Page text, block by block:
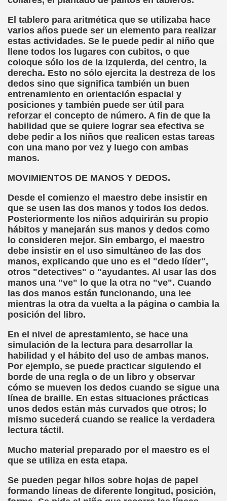
El tablero para aritmética que se utilizaba hace
varios años puede ser un elemento para realizar
estas actividades. Se le puede pedir al niño que
llene todos los lugares con cubitos, o que
coloque sólo los de la izquierda, del centro, la
derecha. Esto no sólo ejercita la destreza de los
dedos sino que significa también un buen
entrenamiento en orientación espacial y
posiciones y también puede ser útil para
reforzar el concepto de número. A fin de que la
habilidad que se quiere lograr sea efectiva se
debe pedir a los niños que realicen estas tareas
con una mano por vez y luego con ambas
manos.
MOVIMIENTOS DE MANOS Y DEDOS.
Desde el comienzo el maestro debe insistir en
que se usen las dos manos y todos los dedos.
Posteriormente los niños adquirirán su propio
hábitos y manejarán sus manos y dedos como
lo consideren mejor. Sin embargo, el maestro
debe insistir en el uso simultáneo de las dos
manos, explicando que uno es el "dedo líder",
otros "detectives" o "ayudantes. Al usar las dos
manos una "ve" lo que la otra no "ve". Cuando
las dos manos están funcionando, una lee
mientras la otra da vuelta a la página o cambia la
posición del libro.
En el nivel de aprestamiento, se hace una
simulación de la lectura para desarrollar la
habilidad y el hábito del uso de ambas manos.
Por ejemplo, se puede practicar siguiendo el
borde de una regla o de un libro y observar
cómo se mueven los dedos cuando se sigue una
línea de braille. En estas situaciones prácticas
unos dedos están más curvados que otros; lo
mismo sucederá cuando se realice la verdadera
lectura táctil.
Mucho material preparado por el maestro es el
que se utiliza en esta etapa.
Se pueden pegar hilos sobre hojas de papel
formando líneas de diferente longitud, posición,
30-11-11 (Pedro Zurita)
Horizontes, Enrique Elissalde y Carmen Roig)
Martín Figueroa)
Lectobraillístico (Egosan)
Otero)
ajedrecistas ciegos (Roberto Enjuto)
Martín Figueroa)
Ángel Vázquez)
Vera)
(Manuel González Otero)
Braille (María Jesús Cañamares)
2000 (Fermín Tamayo)
Agosto 2001 (Fermín Tamayo)
(Pedro A. Zurita)
2005 (Fermín Tamayo)
2005 (Fermín Tamayo)
2011 (Fermín Tamayo)
la Participación de las Personas Deficientes Visuales
la Luz (Brígida Rivas Ordóñez)